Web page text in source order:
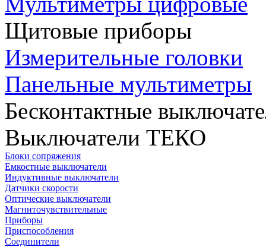
Щитовые приборы
Измерительные головки
Панельные мультиметры
Бесконтактные
Выключатели ТЕКО
Блоки сопряжения
Емкостные выключатели
Индуктивные выключатели
Датчики скорости
Оптические выключатели
Магниточувствительные
Приборы
Приспособления
Соединители